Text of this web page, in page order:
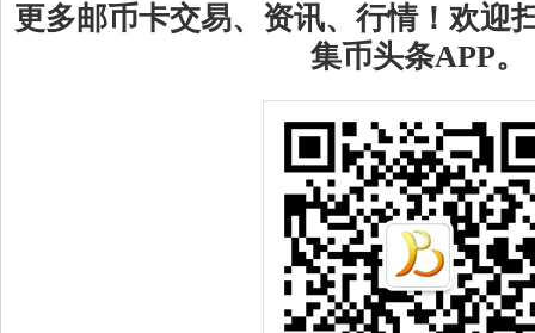
更多邮币卡交易、资讯、行情！欢迎
集币头条APP。